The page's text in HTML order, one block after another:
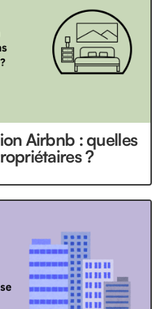
Airbnb : quelles
?